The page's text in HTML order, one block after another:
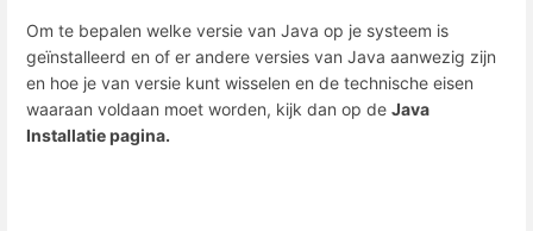
Om te bepalen welke versie van Java op je systeem is
geïnstalleerd en of er andere versies van Java aanwezig zijn
en hoe je van versie kunt wisselen en de technische eisen
waaraan voldaan moet worden, kijk dan op de Java
Installatie pagina.